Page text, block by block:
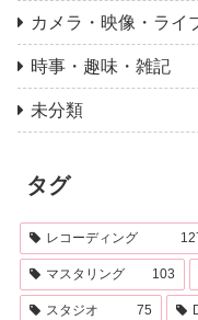
カメラ・映像・ライ
時事・趣味・雑記
未分類
タグ
レコーディング
マスタリング 103
スタジオ 75